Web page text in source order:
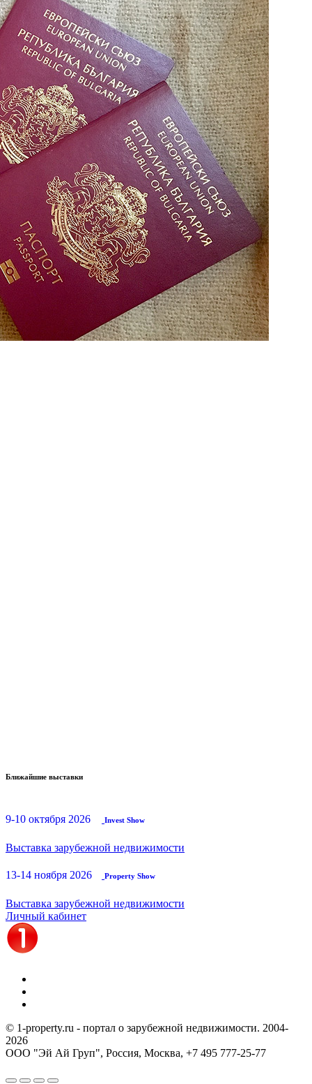
Ближайшие выставки
9-10 октября 2026 Invest Show
Выставка зарубежной недвижимости
13-14 ноября 2026 Property Show
Выставка зарубежной недвижимости
Личный кабинет
© 1-property.ru - портал о зарубежной недвижимости. 2004-
2026
ООО "Эй Ай Груп", Россия, Москва, +7 495 777-25-77